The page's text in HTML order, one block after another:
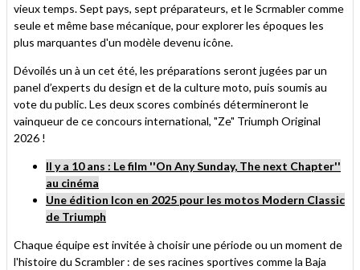
vieux temps. Sept pays, sept préparateurs, et le Scrmabler comme
seule et même base mécanique, pour explorer les époques les
plus marquantes d'un modèle devenu icône.
Dévoilés un à un cet été, les préparations seront jugées par un
panel d’experts du design et de la culture moto, puis soumis au
vote du public. Les deux scores combinés détermineront le
vainqueur de ce concours international, "Ze" Triumph Original
2026 !
Il y a 10 ans : Le film ''On Any Sunday, The next Chapter''
au cinéma
Une édition Icon en 2025 pour les motos Modern Classic
de Triumph
Chaque équipe est invitée à choisir une période ou un moment de
l'histoire du Scrambler : de ses racines sportives comme la Baja